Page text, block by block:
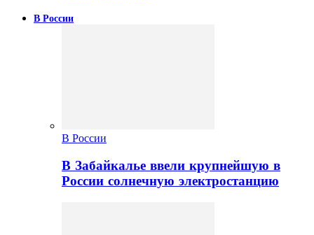
В России
В России
В Забайкалье ввели крупнейшую в
России солнечную электростанцию